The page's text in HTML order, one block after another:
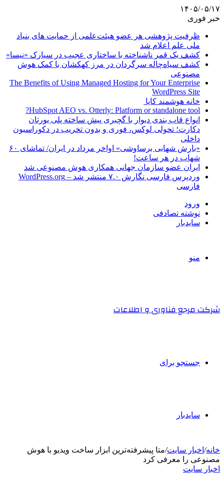
۱۴۰۵/۰۵/۱۷
خبر فوری
ظرفیت پژوهشی هر عضو هیئت‌علمی از حمایت های بنیاد
ملی علم اعلام شد
کشف یک قمر ناشناخته با ساختاری عجیب در سیارک «نیسا»
کشف سیاه‌چاله سرگردان در مرز کهکشان با کمک هوش
مصنوعی
The Benefits of Using Managed Hosting for Your Enterprise
WordPress Site
خانه هوشمند کایا
HubSpot AEO vs. Otterly: Platform or standalone tool?
انواع قاب بندی دیوار با گچبری پیش ساخته پلی یورتان
دکارت؛ تحولی لوکس، فوری و بدون تخریب در دکوراسیون
داخلی
«بارش شهابی برساوشی» اواخر مرداد در ایران/ تماشای ۶۰
شهاب در هر ساعت!
ایران عضو سازمان جهانی همکاری هوش مصنوعی شد
وردپرس فارسی نگارش ۷.۰ منتشر شد – WordPress.org
فارسی
ورود
نوشته تصادفی
سایدبار
منو
شرکت مرجع فناوری و اطلاعات
جستجو برای
سایدبار
خانه/ اخبار سایت/متا پیشرفته‌ترین ابزار ساخت ویدیو با هوش
مصنوعی را معرفی کرد
اخبار سایت